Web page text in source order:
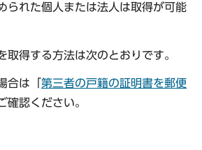
られた個人または法人は取得が可能
取得する方法は次のとおりです。
合は「 第三者の戸籍の証明書を郵便
確認ください。